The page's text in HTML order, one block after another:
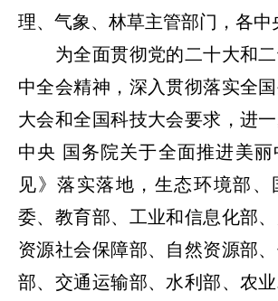
理、气象、林草主管部门，各中
为全面贯彻党的二十大和二
中全会精神，深入贯彻落实全
大会和全国科技大会要求，进
中央 国务院关于全面推进美
见》落实落地，生态环境部、
委、教育部、工业和信息化部
资源社会保障部、自然资源部
部、交通运输部、水利部、农